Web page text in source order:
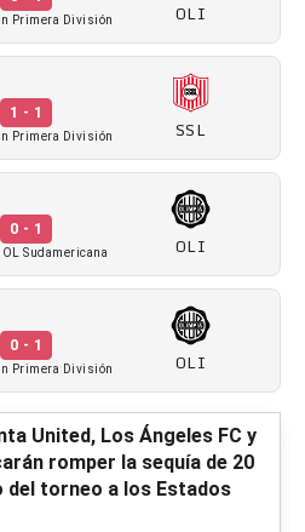
Primera División OLI
1 - 1
Primera División SSL
0 - 1
Sudamericana OLI
0 - 1
Primera División OLI
United, Los Ángeles FC y
romper la sequía de 20
del torneo a los Estados